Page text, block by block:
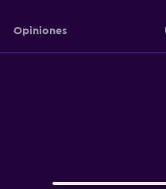
Opiniones